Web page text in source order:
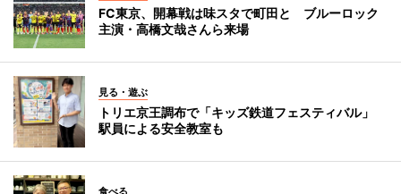
FC東京、開幕戦は味スタで町田と ブルーロック
主演・高橋文哉さんら来場
見る・遊ぶ
トリエ京王調布で「キッズ鉄道フェスティバル」
駅員による安全教室も
食べる